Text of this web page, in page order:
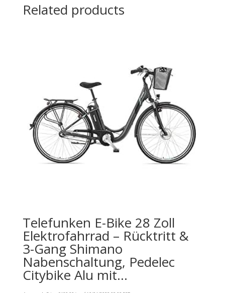
Related products
Telefunken E-Bike 28 Zoll
Elektrofahrrad – Rücktritt &
3-Gang Shimano
Nabenschaltung, Pedelec
Citybike Alu mit…